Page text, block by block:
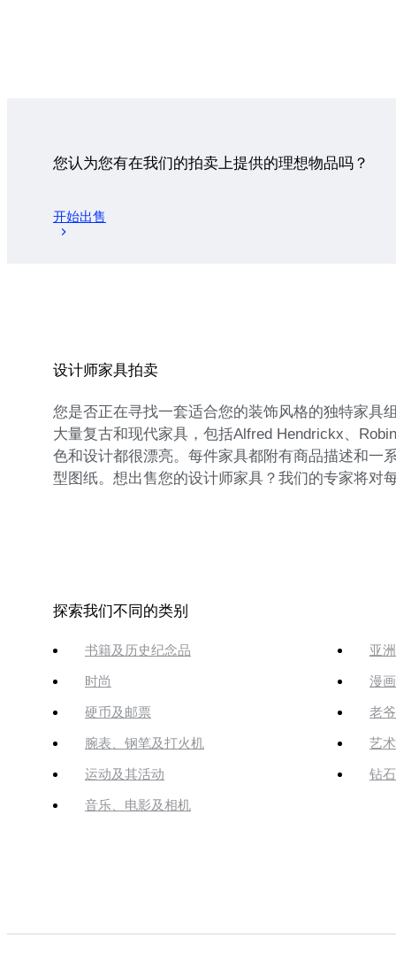
您认为您有在我们的拍卖上提供的理想物品吗？
开始出售
设计师家具拍卖
您是否正在寻找一套适合您的装饰风格的独特家具
大量复古和现代家具，包括Alfred Hendrickx、
色和设计都很漂亮。每件家具都附有商品描述和一
型图纸。想出售您的设计师家具？我们的专家将对
探索我们不同的类别
书籍及历史纪念品 亚
时尚 漫
硬币及邮票 老
腕表、钢笔及打火机 艺术
运动及其活动 钻
音乐、电影及相机